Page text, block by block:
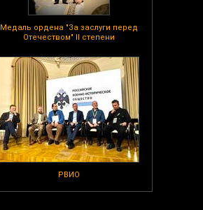
Медаль ордена "За заслуги перед
Отечеством" II степени
РВИО